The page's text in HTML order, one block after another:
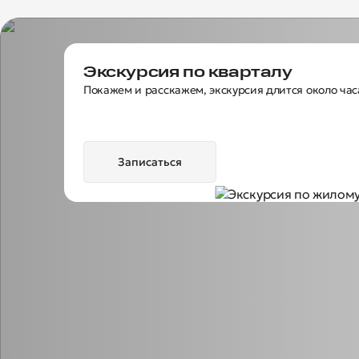
Экскурсия по кварталу
Покажем и расскажем, экскурсия длится около
Записаться